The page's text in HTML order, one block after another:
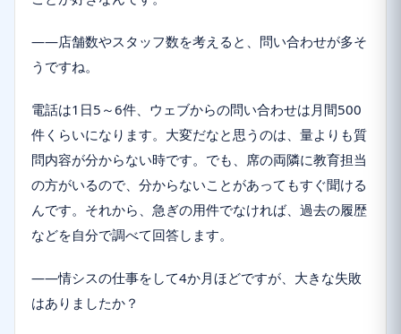
――店舗数やスタッフ数を考えると、問い合わせが多そ
うですね。
電話は1日5～6件、ウェブからの問い合わせは月間500
件くらいになります。大変だなと思うのは、量よりも質
問内容が分からない時です。でも、席の両隣に教育担当
の方がいるので、分からないことがあってもすぐ聞ける
んです。それから、急ぎの用件でなければ、過去の履歴
などを自分で調べて回答します。
――情シスの仕事をして4か月ほどですが、大きな失敗
はありましたか？